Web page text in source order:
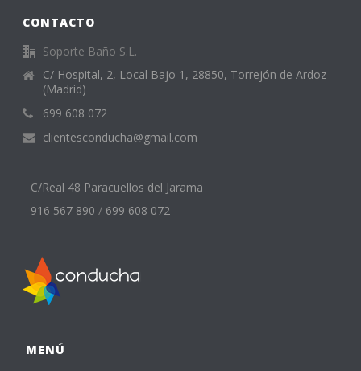
CONTACTO
Soporte Baño S.L.
C/ Hospital, 2, Local Bajo 1, 28850, Torrejón de Ardoz
(Madrid)
699 608 072
clientesconducha@gmail.com
C/Real 48 Paracuellos del Jarama
916 567 890 / 699 608 072
MENÚ